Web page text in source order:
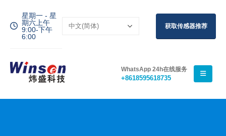
星期一 - 星
期六上午
9:00-下午
6:00
获取传感器推荐
WhatsApp 24h在线服务
+8618595618735